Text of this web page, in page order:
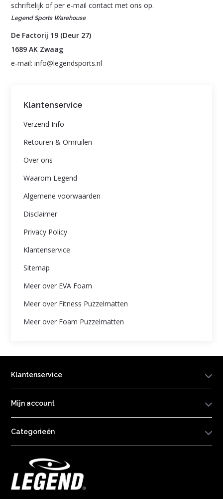
Klantenservice
Verzend Info
Retouren & Omruilen
Over ons
Waarom Legend
Algemene voorwaarden
Disclaimer
Privacy Policy
Klantenservice
Sitemap
Meer over EVA Foam
Meer over Fitness Puzzelmatten
Meer over Foam Puzzelmatten
schriftelijk of per e-mail contact met ons op.
Legend Sports Warehouse
De Factorij 19 (Deur 27)
1689 AK Zwaag
e-mail:info@legendsports.nl
Klantenservice
Mijn account
Categorieën